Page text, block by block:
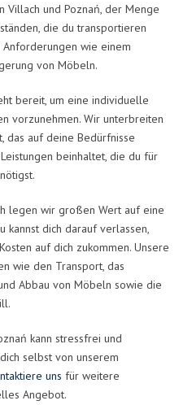
Villach und Poznań, der Menge
die du transportieren
wie einem
von Möbeln.
bereit, um eine individuelle
vorzunehmen. Wir unterbreiten
das auf deine Bedürfnisse
beinhaltet, die du für
legen wir großen Wert auf eine
kannst dich darauf verlassen,
auf dich zukommen. Unsere
wie den Transport, das
Abbau von Möbeln sowie die
kann stressfrei und
selbst von unserem
uns für weitere
Angebot.